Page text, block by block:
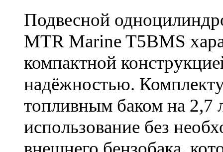
Подвесной
MTR Marine T5BMS
компактной
надёжностью.
топливным баком на 2,7
использование без